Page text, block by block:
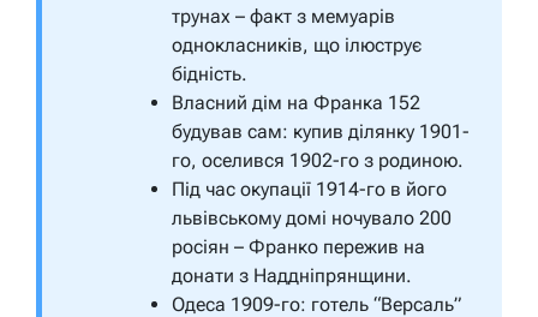
трунах – факт з мемуарів
однокласників, що ілюструє
бідність.
Власний дім на Франка 152
будував сам: купив ділянку 1901-
го, оселився 1902-го з родиною.
Під час окупації 1914-го в його
львівському домі ночувало 200
росіян – Франко пережив на
донати з Наддніпрянщини.
Одеса 1909-го: готель “Версаль”